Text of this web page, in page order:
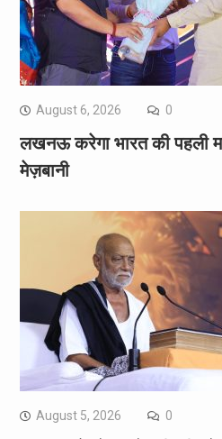
August 6, 2026 0
लखनऊ करेगा भारत की पहली
मेज़बानी
August 5, 2026 0